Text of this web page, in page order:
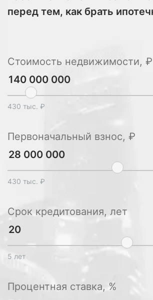
перед тем, как брать
Стоимость недвижимости, ₽
430 тыс. ₽
Первоначальный взнос, ₽
430 тыс. ₽
Срок кредитования, лет
5 лет
Процентная ставка, %